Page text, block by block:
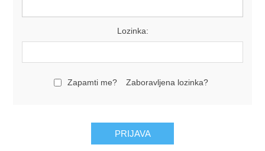
Lozinka:
Zapamti me? Zaboravljena lozinka?